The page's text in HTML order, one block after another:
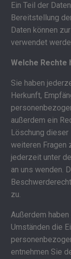
Ein Teil der
Bereitstellung
Daten können
verwendet
Welche Rechte
Sie haben
Herkunft,
außerdem ein
Löschung
weiteren Fragen
jederzeit unter
an uns wenden.
zu.
Außerdem
Umständen die
entnehmen Sie